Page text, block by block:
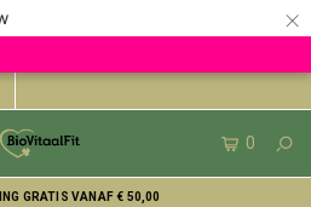
×
0
GRATIS VANAF € 50,00